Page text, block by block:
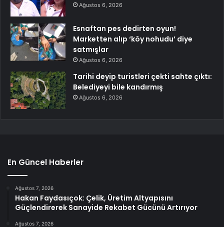
Ağustos 6, 2026
Esnaftan pes dedirten oyun!
Marketten alıp ‘köy nohudu’ diye
satmışlar
Ağustos 6, 2026
Tarihi deyip turistleri çekti sahte çıktı:
Belediyeyi bile kandırmış
Ağustos 6, 2026
En Güncel Haberler
Ağustos 7, 2026
Hakan Faydasıçok: Çelik, Üretim Altyapısını
Güçlendirerek Sanayide Rekabet Gücünü Artırıyor
Ağustos 7, 2026